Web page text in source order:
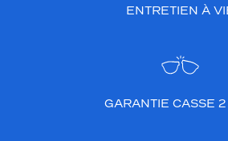
ENTRETIEN À
GARANTIE CASSE